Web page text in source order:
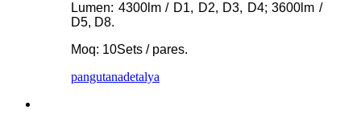
Lumen: 4300lm / D1, D2, D3, D4; 3600lm /
D5, D8.
Moq: 10Sets / pares.
pangutanadetalya